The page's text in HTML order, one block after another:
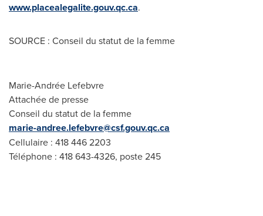
www.placealegalite.gouv.qc.ca.
SOURCE : Conseil du statut de la femme
Marie-Andrée Lefebvre
Attachée de presse
Conseil du statut de la femme
marie-andree.lefebvre@csf.gouv.qc.ca
Cellulaire : 418 446 2203
Téléphone : 418 643-4326, poste 245